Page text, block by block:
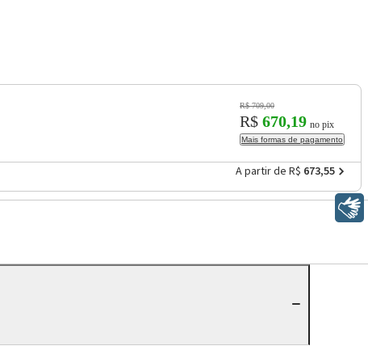
R$ 709,00
R$ 670,19 no pix
Mais formas de pagamento
A partir de R$ 673,55